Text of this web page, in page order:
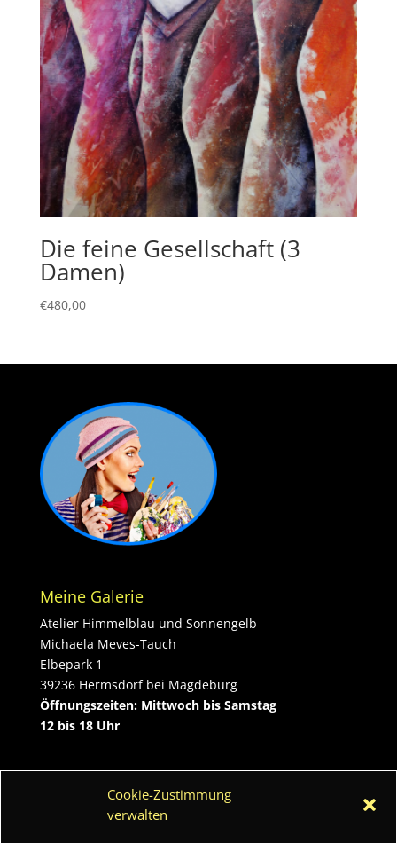
Cookie-Zustimmung
verwalten
Die feine Gesellschaft (3
Damen)
€480,00
Meine Galerie
Atelier Himmelblau und Sonnengelb
Michaela Meves-Tauch
Elbepark 1
39236 Hermsdorf bei Magdeburg
Öffnungszeiten: Mittwoch bis Samstag
12 bis 18 Uhr
0172/5424181